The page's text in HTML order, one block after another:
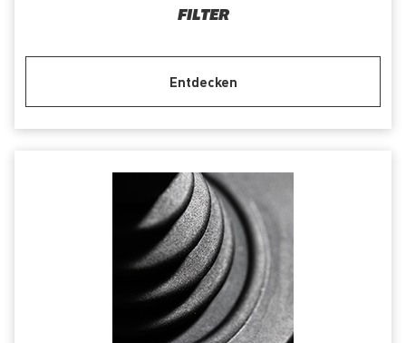
FILTER
Entdecken